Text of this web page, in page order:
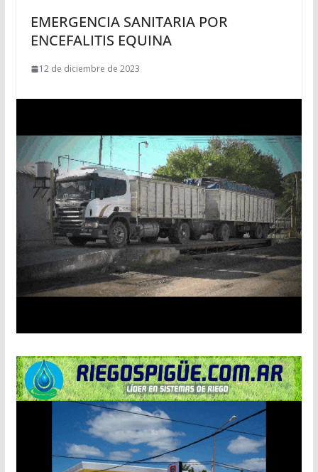
EMERGENCIA SANITARIA POR
ENCEFALITIS EQUINA
12 de diciembre de 2023